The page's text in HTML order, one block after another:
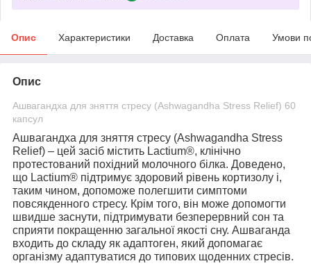
Опис Характеристики Доставка Оплата Умови
Опис
Ашвагандха для зняття стресу (Ashwagandha Stress Relief) 60
капсул
Ашвагандха для зняття стресу (Ashwagandha Stress
Relief) – цей засіб містить Lactium®, клінічно
протестований похідний молочного білка. Доведено,
що Lactium® підтримує здоровий рівень кортизолу і,
таким чином, допоможе полегшити симптоми
повсякденного стресу. Крім того, він може допомогти
швидше заснути, підтримувати безперервний сон та
сприяти покращенню загальної якості сну. Ашваганда
входить до складу як адаптоген, який допомагає
організму адаптуватися до типових щоденних стресів.